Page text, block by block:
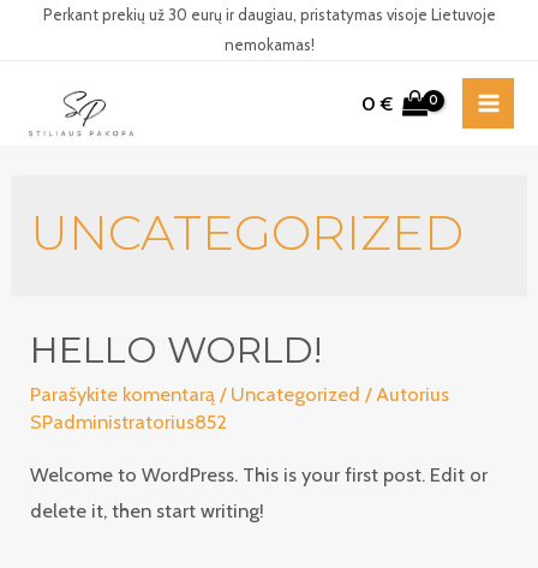
PereitiPerkant prekių už 30 eurų ir daugiau, pristatymas visoje Lietuvoje
nemokamas!
0 €
UNCATEGORIZED
HELLO WORLD!
Parašykite komentarą / Uncategorized / Autorius
SPadministratorius852
Welcome to WordPress. This is your first post. Edit or
delete it, then start writing!